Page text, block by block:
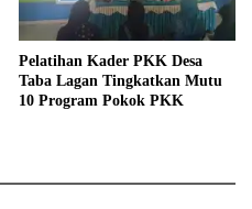
Pelatihan Kader PKK Desa
Taba Lagan Tingkatkan Mutu
10 Program Pokok PKK